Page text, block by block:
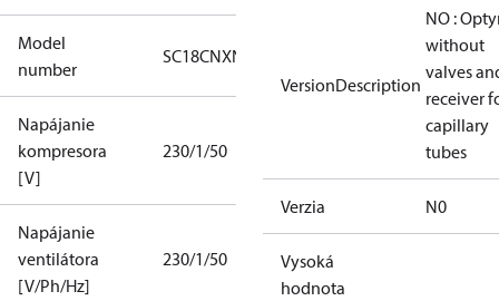
Model
number
SC18CNXN0
Napájanie
kompresora
[V]
230/1/50
Napájanie
ventilátora
[V/Ph/Hz]
230/1/50
VersionDescription
NO :
without
valves
receiver
capillary
tubes
Verzia N0
Vysoká
hodnota